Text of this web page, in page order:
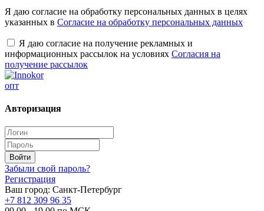
Я даю согласие на обработку персональных данных в целях
указанных в Согласие на обработку персональных данных
Я даю согласие на получение рекламных и
информационных рассылок на условиях Согласия на
получение рассылок
опт
Авторизация
Забыли свой пароль?
Регистрация
Ваш город: Санкт-Петербург
+7 812 309 96 35